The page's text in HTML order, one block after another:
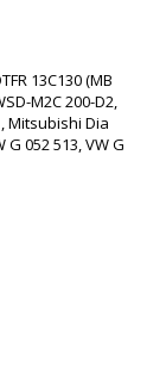
13C130 (MB
M2C 200-D2,
Mitsubishi Dia
G 052 513, VW G